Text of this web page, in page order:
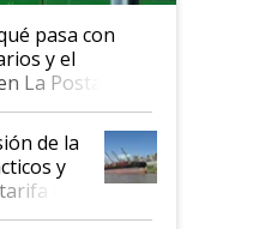
pasa con
y el
La Posta
de la
y
de